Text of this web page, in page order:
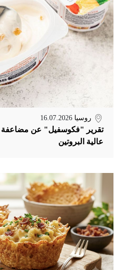
روسيا 16.07.2026
تقرير "فكوسفيل" عن مضاعفة
عالية البروتين